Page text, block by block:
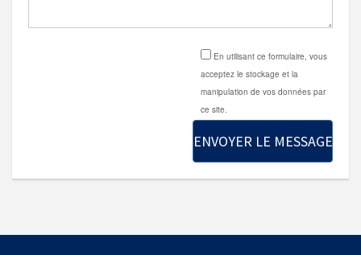
En utilisant ce formulaire, vous
acceptez le stockage et la
manipulation de vos données par
ce site.